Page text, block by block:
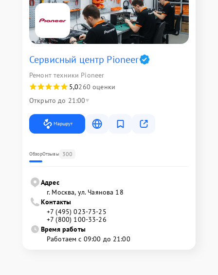
Сервисный центр Pioneer
Ремонт техники Pioneer
5,0260 оценки
Открыто до 21:00
Маршрут
ОбзорОтзывы 300
Адрес
г. Москва, ул. Чаянова 18
Контакты
+7 (495) 023-73-25
+7 (800) 100-33-26
Время работы
Работаем с 09:00 до 21:00